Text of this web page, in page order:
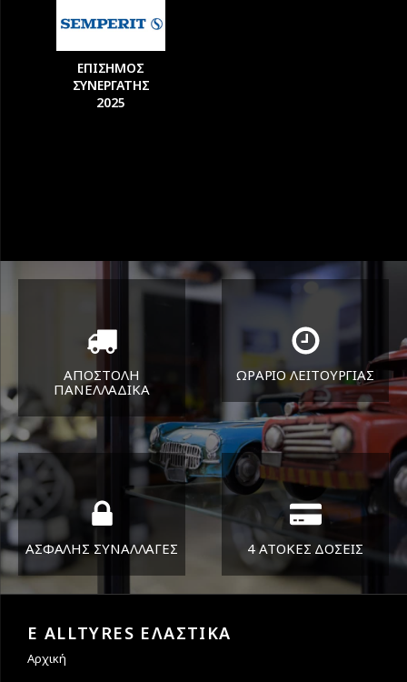
ΕΠΙΣΗΜΟΣ
ΣΥΝΕΡΓΑΤΗΣ
2025
ΑΠΟΣΤΟΛΗ
ΠΑΝΕΛΛΑΔΙΚA
Όπου και αν είστε θα σας
στείλουμε τα ελαστικά σας
ΩΡΑΡΙΟ ΛΕΙΤΟΥΡΓΙΑΣ
ΔΕΥ-ΠΑΡ 8:30-17:30
ΣΑΒ 8:30-13:30
ΑΣΦΑΛΗΣ ΣΥΝΑΛΛΑΓΕΣ 4 ΑΤΟΚΕΣ ΔΟΣΕΙΣ
E ALLTYRES ΕΛΑΣΤΙΚΑ
Αρχική